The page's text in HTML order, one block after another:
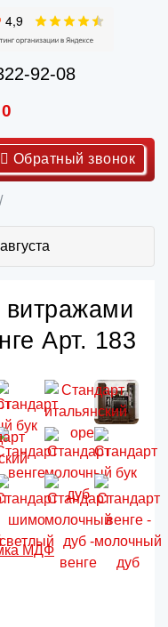
92-08
0
Обратный звонок
Арт. 183